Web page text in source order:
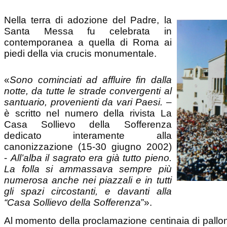
Nella terra di adozione del Padre, la
Santa Messa fu celebrata in
contemporanea a quella di Roma ai
piedi della via crucis monumentale.
«Sono cominciati ad affluire fin dalla
notte, da tutte le strade convergenti al
santuario, provenienti da vari Paesi. –
è scritto nel numero della rivista La
Casa Sollievo della Sofferenza
dedicato interamente alla
canonizzazione (15-30 giugno 2002)
- All’alba il sagrato era già tutto pieno.
La folla si ammassava sempre più
numerosa anche nei piazzali e in tutti
gli spazi circostanti, e davanti alla
“Casa Sollievo della Sofferenza”».
Al momento della proclamazione centinaia di
e l’ospedale voluto dal nuovo Santo totalmente
evento, accoglieva sulle sue terrazze un gran